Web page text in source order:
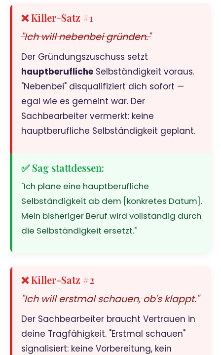
❌ Killer-Satz #1
"Ich will nebenbei gründen."
Der Gründungszuschuss setzt
hauptberufliche Selbständigkeit voraus.
"Nebenbei" disqualifiziert dich sofort —
egal wie es gemeint war. Der
Sachbearbeiter vermerkt: keine
hauptberufliche Selbständigkeit geplant.
✅ Sag stattdessen:
"Ich plane eine hauptberufliche
Selbständigkeit ab dem [konkretes Datum].
Mein bisheriger Beruf wird vollständig durch
die Selbständigkeit ersetzt."
❌ Killer-Satz #2
"Ich will erstmal schauen, ob's klappt."
Der Sachbearbeiter braucht Vertrauen in
deine Tragfähigkeit. "Erstmal schauen"
signalisiert: keine Vorbereitung, kein